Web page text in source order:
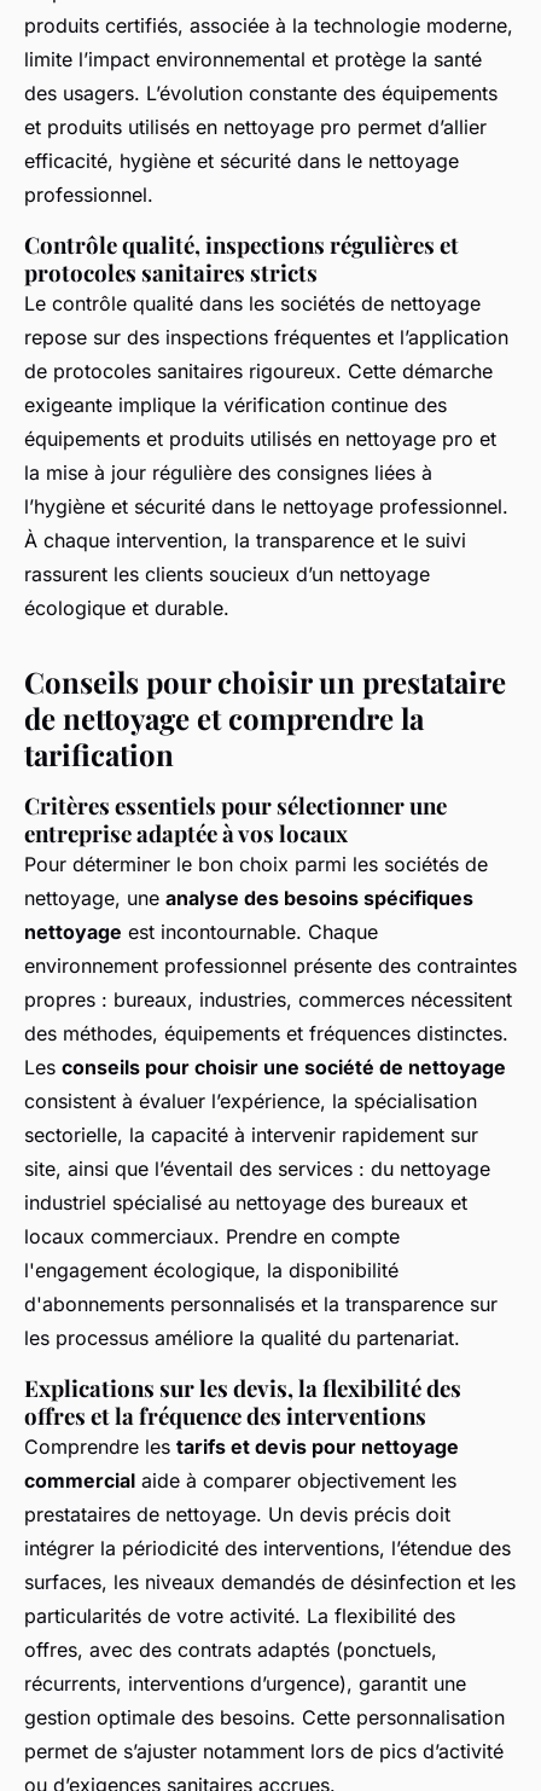
produits certifiés, associée à la technologie moderne,
limite l’impact environnemental et protège la santé
des usagers. L’évolution constante des équipements
et produits utilisés en nettoyage pro permet d’allier
efficacité, hygiène et sécurité dans le nettoyage
professionnel.
Contrôle qualité, inspections régulières et
protocoles sanitaires stricts
Le contrôle qualité dans les sociétés de nettoyage
repose sur des inspections fréquentes et l’application
de protocoles sanitaires rigoureux. Cette démarche
exigeante implique la vérification continue des
équipements et produits utilisés en nettoyage pro et
la mise à jour régulière des consignes liées à
l’hygiène et sécurité dans le nettoyage professionnel.
À chaque intervention, la transparence et le suivi
rassurent les clients soucieux d’un nettoyage
écologique et durable.
Conseils pour choisir un prestataire
de nettoyage et comprendre la
tarification
Critères essentiels pour sélectionner une
entreprise adaptée à vos locaux
Pour déterminer le bon choix parmi les sociétés de
nettoyage, une analyse des besoins spécifiques
nettoyage est incontournable. Chaque
environnement professionnel présente des contraintes
propres : bureaux, industries, commerces nécessitent
des méthodes, équipements et fréquences distinctes.
Les conseils pour choisir une société de nettoyage
consistent à évaluer l’expérience, la spécialisation
sectorielle, la capacité à intervenir rapidement sur
site, ainsi que l’éventail des services : du nettoyage
industriel spécialisé au nettoyage des bureaux et
locaux commerciaux. Prendre en compte
l'engagement écologique, la disponibilité
d'abonnements personnalisés et la transparence sur
les processus améliore la qualité du partenariat.
Explications sur les devis, la flexibilité des
offres et la fréquence des interventions
Comprendre les tarifs et devis pour nettoyage
commercial aide à comparer objectivement les
prestataires de nettoyage. Un devis précis doit
intégrer la périodicité des interventions, l’étendue des
surfaces, les niveaux demandés de désinfection et les
particularités de votre activité. La flexibilité des
offres, avec des contrats adaptés (ponctuels,
récurrents, interventions d’urgence), garantit une
gestion optimale des besoins. Cette personnalisation
permet de s’ajuster notamment lors de pics d’activité
ou d’exigences sanitaires accrues.